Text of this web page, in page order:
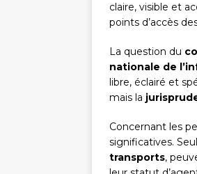
claire, visible et
points d’accès
La question du
nationale de
libre, éclairé et
mais la
Concernant les
significatives.
transports,